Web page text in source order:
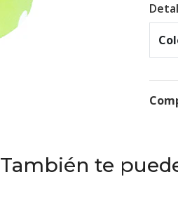
También te